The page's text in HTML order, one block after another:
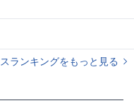
ランキングをもっと見る